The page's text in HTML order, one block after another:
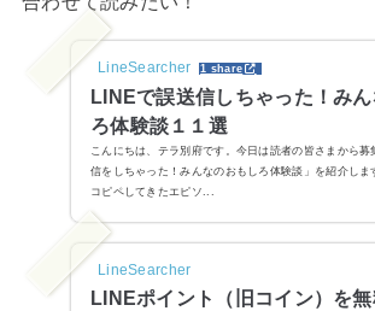
LineSearcher 1 share
LINEで誤送信しちゃった！み
ろ体験談１１選
こんにちは、テラ別府です。今日は読者の皆さまから募
信をしちゃった！みんなのおもしろ体験談」を紹介しま
コピペしてきたエピソ...
LineSearcher
LINEポイント（旧コイン）を